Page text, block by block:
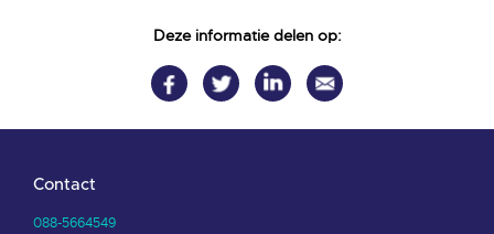
Deze informatie delen op:
Contact
088-5664549